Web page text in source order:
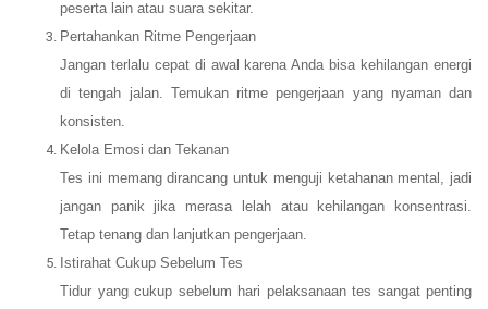
peserta lain atau suara sekitar.
Pertahankan Ritme Pengerjaan
Jangan terlalu cepat di awal karena Anda bisa kehilangan energi
di tengah jalan. Temukan ritme pengerjaan yang nyaman dan
konsisten.
Kelola Emosi dan Tekanan
Tes ini memang dirancang untuk menguji ketahanan mental, jadi
jangan panik jika merasa lelah atau kehilangan konsentrasi.
Tetap tenang dan lanjutkan pengerjaan.
Istirahat Cukup Sebelum Tes
Tidur yang cukup sebelum hari pelaksanaan tes sangat penting